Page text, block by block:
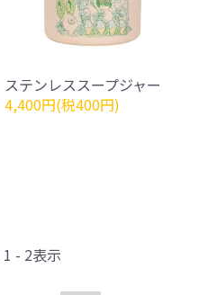
ステンレススープジャー
4,400円(税400円)
1 - 2表示